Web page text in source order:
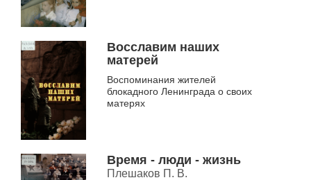
Восславим наших
матерей
Воспоминания жителей
блокадного Ленинграда о своих
матерях
Время - люди - жизнь
Плешаков П. В.